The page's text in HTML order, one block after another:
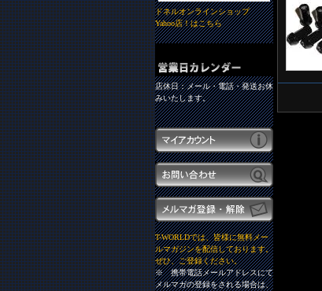
ドネルオンラインショップ
Yahoo店！はこちら
店休日：メール・電話・発送お休
みいたします。
T-WORLDでは、皆様に無料メー
ルマガジンを配信しております。
ぜひ、ご登録ください。
※ 携帯電話メールアドレスにて
メルマガの登録をされる場合は、